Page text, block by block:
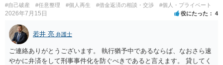
たら、 できるだけ重い刑罰を与えて欲しい、と思われるのではない
でしょうか。 ＞弁護士さんに入ってもらうことで支払額が下がること
はありますか？ そこはあり得ます、ただ、弁護士費用かけるならその
分賠償に回すことも考えられるので、 兼ね合いは考えてみましょう。
#自己破産 #任意整理 #個人再生 #借金返済の相談・交渉 #個人・プライベート
2026年7月15日 役にたった 4
若井 亮 弁護士
ご連絡ありがとうございます。 執行猶予中であるならば、なおさら速
やかに弁済をして刑事事件化を防ぐべきであると言えます。 貸してく